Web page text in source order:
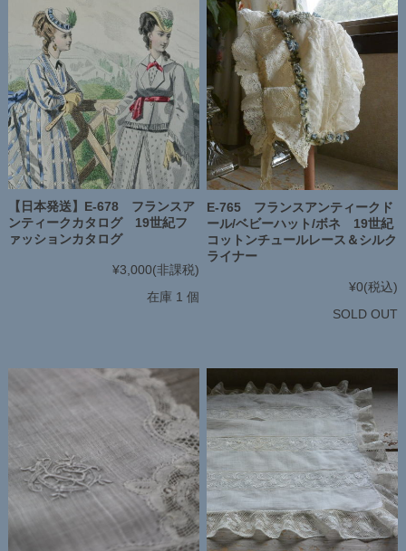
【日本発送】E-678 フランスア
ンティークカタログ 19世紀フ
ァッションカタログ
¥3,000(非課税)
在庫 1 個
E-765 フランスアンティークド
ール/ベビーハット/ボネ 19世紀
コットンチュールレース＆シルク
ライナー
¥0(税込)
SOLD OUT